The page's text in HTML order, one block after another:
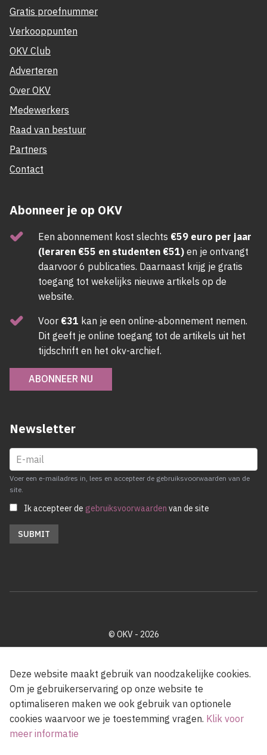
Gratis proefnummer
Verkooppunten
OKV Club
Adverteren
Over OKV
Medewerkers
Raad van bestuur
Partners
Contact
Abonneer je op OKV
Een abonnement kost slechts €59 euro per jaar
(leraren €55 en studenten €51) en je ontvangt
daarvoor 6 publicaties. Daarnaast krijg je gratis
toegang tot wekelijks nieuwe artikels op de
website.
Voor €31 kan je een online-abonnement nemen.
Dit geeft je online toegang tot de artikels uit het
tijdschrift en het okv-archief.
ABONNEER NU
Newsletter
Voer een e-mailadres in, lees en accepteer de gebruiksvoorwaarden van de
site.
Ik accepteer de gebruiksvoorwaarden van de site
© OKV - 2026
Met steun van de Vlaamse Gemeenschap
Deze website maakt gebruik van noodzakelijke cookies.
Om je gebruikerservaring op onze website te
optimaliseren maken we ook gebruik van optionele
cookies waarvoor we je toestemming vragen. Klik voor
meer informatie